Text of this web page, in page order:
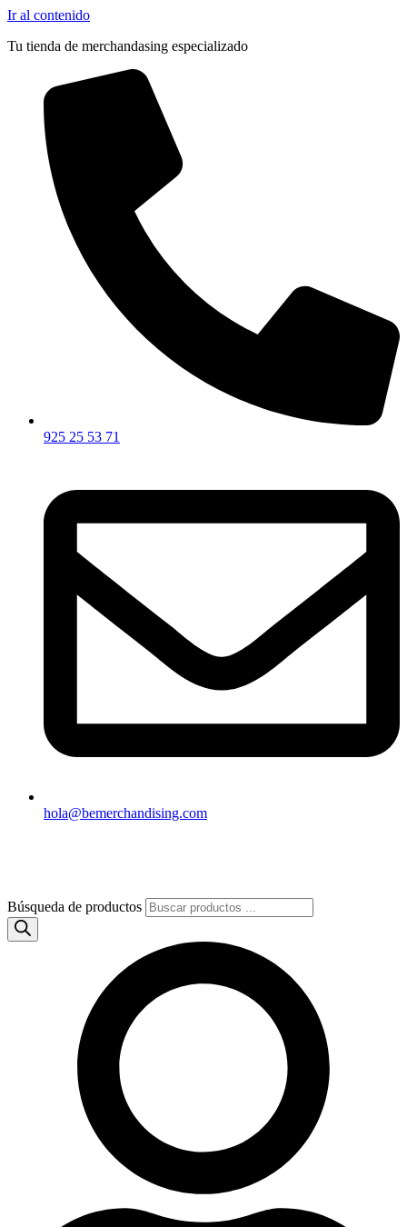
Ir al contenido
Tu tienda de merchandasing especializado
925 25 53 71
hola@bemerchandising.com
Búsqueda de productos